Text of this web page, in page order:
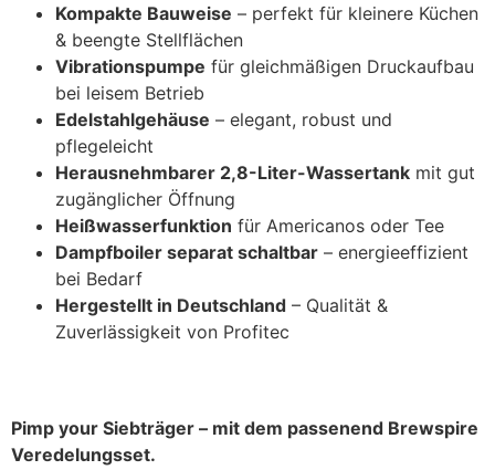
Kompakte Bauweise – perfekt für kleinere Küchen
& beengte Stellflächen
Vibrationspumpe für gleichmäßigen Druckaufbau
bei leisem Betrieb
Edelstahlgehäuse – elegant, robust und
pflegeleicht
Herausnehmbarer 2,8-Liter-Wassertank mit gut
zugänglicher Öffnung
Heißwasserfunktion für Americanos oder Tee
Dampfboiler separat schaltbar – energieeffizient
bei Bedarf
Hergestellt in Deutschland – Qualität &
Zuverlässigkeit von Profitec
Pimp your Siebträger – mit dem passenend Brewspire
Veredelungsset.